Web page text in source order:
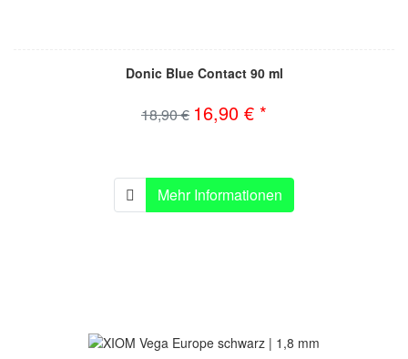
Donic Blue Contact 90 ml
18,90 € 16,90 € *
Mehr Informationen